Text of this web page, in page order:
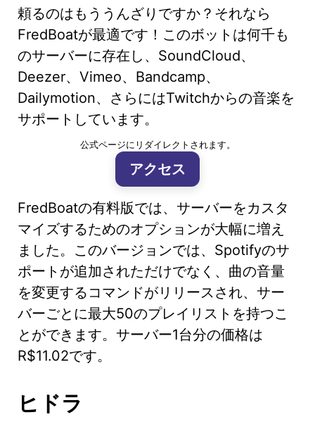
頼るのはもううんざりですか？それなら
FredBoatが最適です！このボットは何千も
のサーバーに存在し、SoundCloud、
Deezer、Vimeo、Bandcamp、
Dailymotion、さらにはTwitchからの音楽を
サポートしています。
公式ページにリダイレクトされます。
アクセス
FredBoatの有料版では、サーバーをカスタ
マイズするためのオプションが大幅に増え
ました。このバージョンでは、Spotifyのサ
ポートが追加されただけでなく、曲の音量
を変更するコマンドがリリースされ、サー
バーごとに最大50のプレイリストを持つこ
とができます。サーバー1台分の価格は
R$11.02です。
ヒドラ